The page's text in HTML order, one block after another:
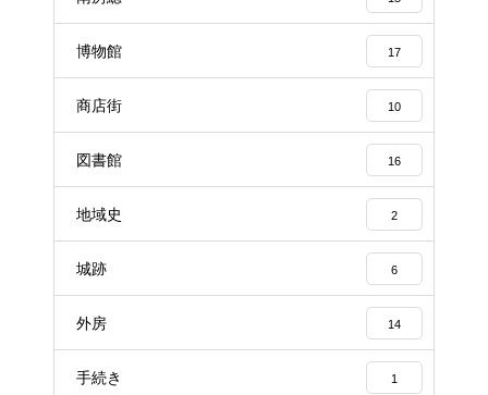
博物館 17
商店街 10
図書館 16
地域史 2
城跡 6
外房 14
手続き 1